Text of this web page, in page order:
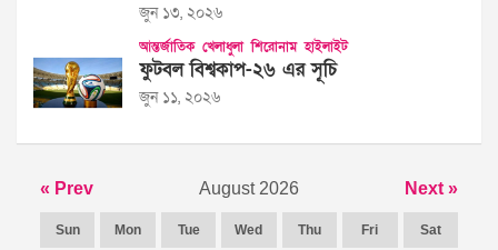
জুন ১৩, ২০২৬
আন্তর্জাতিক খেলাধুলা শিরোনাম হাইলাইট
ফুটবল বিশ্বকাপ-২৬ এর সূচি
জুন ১১, ২০২৬
« Prev August 2026 Next »
Sun Mon Tue Wed Thu Fri Sat